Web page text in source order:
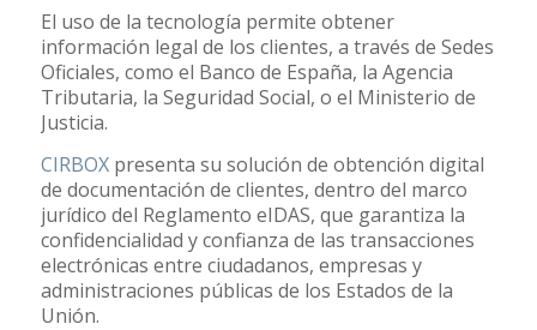
El uso de la tecnología permite obtener
información legal de los clientes, a través de Sedes
Oficiales, como el Banco de España, la Agencia
Tributaria, la Seguridad Social, o el Ministerio de
Justicia.
CIRBOXpresenta su solución de obtención digital
de documentación de clientes, dentro del marco
jurídico del Reglamento eIDAS, que garantiza la
confidencialidad y confianza de las transacciones
electrónicas entre ciudadanos, empresas y
administraciones públicas de los Estados de la
Unión.